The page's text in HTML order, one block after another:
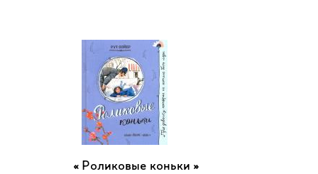
Роликовые коньки »